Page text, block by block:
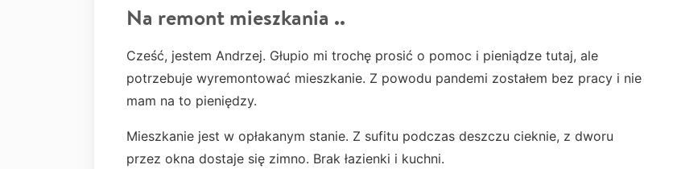
Na remont mieszkania ..
Cześć, jestem Andrzej. Głupio mi trochę prosić o pomoc i pieniądze tutaj, ale
potrzebuje wyremontować mieszkanie. Z powodu pandemi zostałem bez pracy i nie
mam na to pieniędzy.
Mieszkanie jest w opłakanym stanie. Z sufitu podczas deszczu cieknie, z dworu
przez okna dostaje się zimno. Brak łazienki i kuchni.